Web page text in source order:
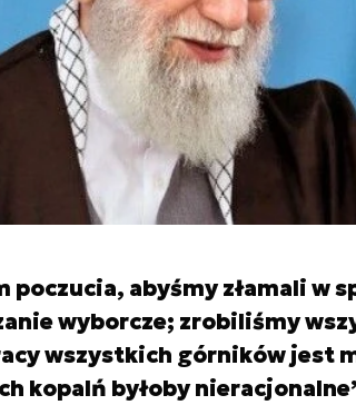
slajd
poczucia, abyśmy złamali w
wyborcze; zrobiliśmy
wszystkich górników jest
kopalń byłoby